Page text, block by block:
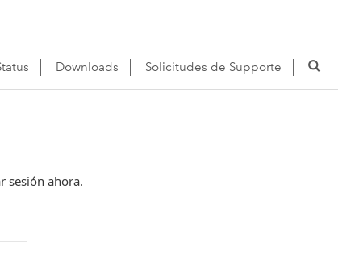
Downloads Solicitudes de Supporte
sesión ahora.